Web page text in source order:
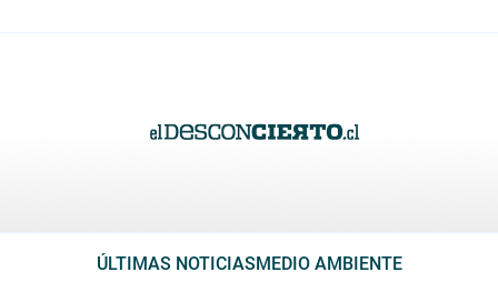
ÚLTIMAS NOTICIAS MEDIO AMBIENTE